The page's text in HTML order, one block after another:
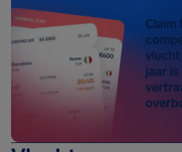
Claim
vlucht
jaar is